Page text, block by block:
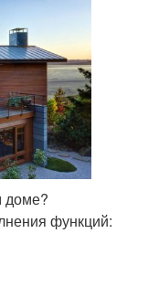
доме?
функций: